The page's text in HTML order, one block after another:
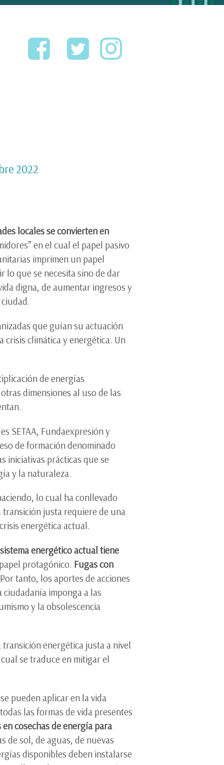
2022
locales se convierten en
en el cual el papel pasivo
imprimen un papel
lo que se necesita sino de dar
digna, de aumentar ingresos y
que guían su actuación
climática y energética. Un
de energías
dimensiones al uso de las
SETAA, Fundaexpresión y
de formación denominado
iniciativas prácticas que se
y la naturaleza.
lo cual ha conllevado
transición justa requiere de una
energética actual.
energético actual tiene
protagónico. Fugas con
tanto, los aportes de acciones
imponga a las
y la obsolescencia
energética justa a nivel
se traduce en mitigar el
pueden aplicar en la vida
las formas de vida presentes
cosechas de energía para
de sol, de aguas, de nuevas
disponibles deben instalarse